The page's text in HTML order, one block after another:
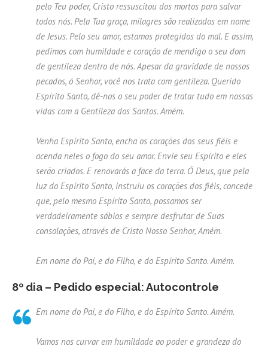
pelo Teu poder, Cristo ressuscitou dos mortos para salvar
todos nós. Pela Tua graça, milagres são realizados em nome
de Jesus. Pelo seu amor, estamos protegidos do mal. E assim,
pedimos com humildade e coração de mendigo o seu dom
de gentileza dentro de nós. Apesar da gravidade de nossos
pecados, ó Senhor, você nos trata com gentileza. Querido
Espírito Santo, dê-nos o seu poder de tratar tudo em nossas
vidas com a Gentileza dos Santos. Amém.
Venha Espírito Santo, encha os corações dos seus fiéis e
acenda neles o fogo do seu amor. Envie seu Espírito e eles
serão criados. E renovarás a face da terra. Ó Deus, que pela
luz do Espírito Santo, instruiu os corações dos fiéis, concede
que, pelo mesmo Espírito Santo, possamos ser
verdadeiramente sábios e sempre desfrutar de Suas
consolações, através de Cristo Nosso Senhor, Amém.
Em nome do Pai, e do Filho, e do Espírito Santo. Amém.
8º dia – Pedido especial: Autocontrole
Em nome do Pai, e do Filho, e do Espírito Santo. Amém.
Vamos nos curvar em humildade ao poder e grandeza do